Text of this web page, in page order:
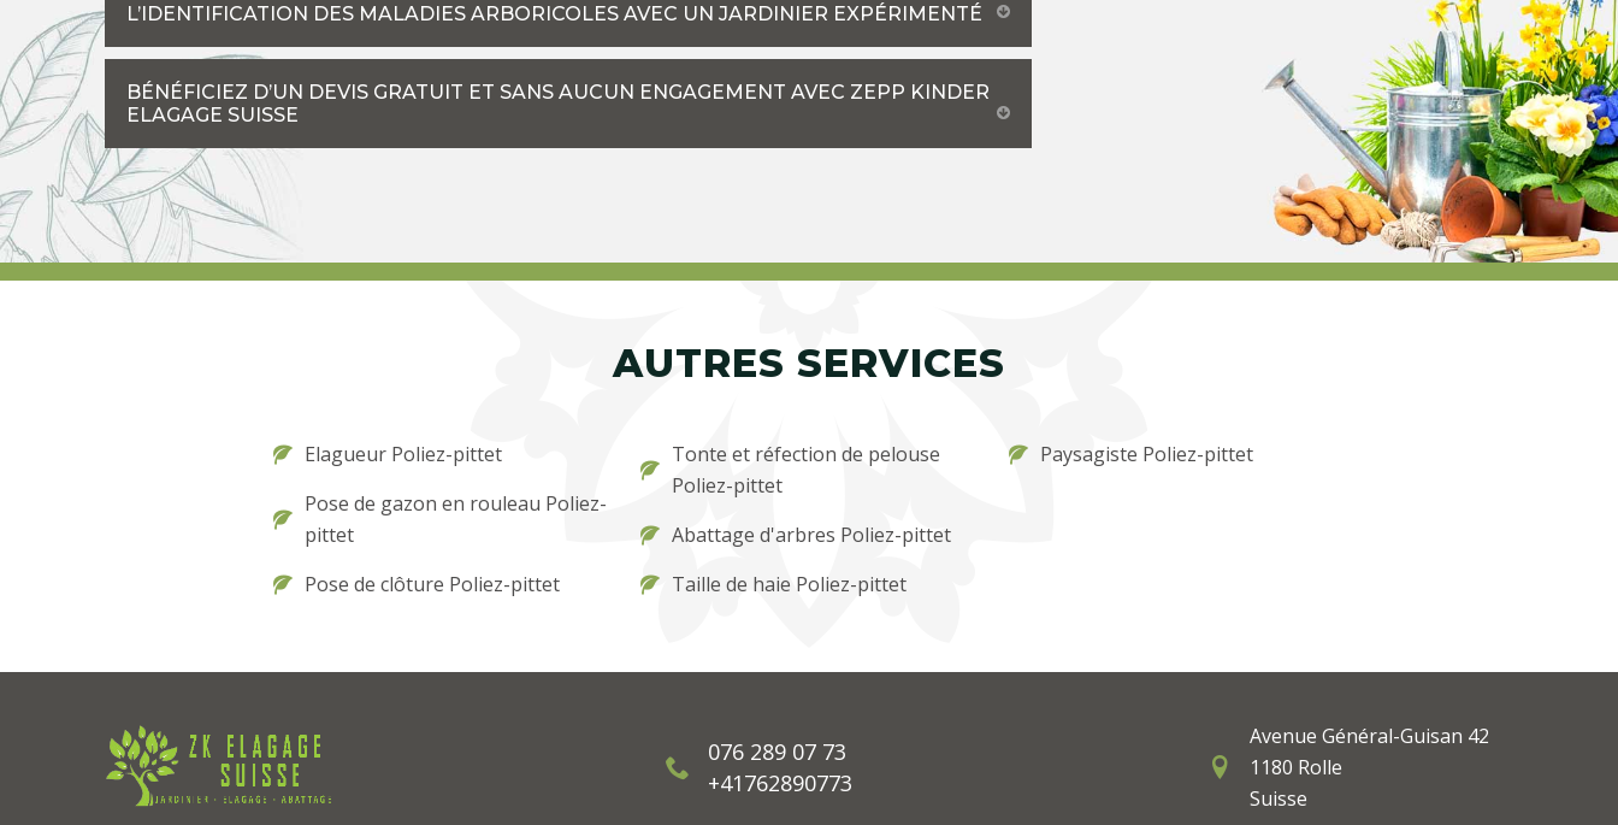
L’IDENTIFICATION DES MALADIES ARBORICOLES AVEC UN JARDINIER EXPÉRIMENTÉ
BÉNÉFICIEZ D’UN DEVIS GRATUIT ET SANS AUCUN ENGAGEMENT AVEC ZEPP KINDER
ELAGAGE SUISSE
AUTRES SERVICES
Elagueur Poliez-pittet
Pose de gazon en rouleau Poliez-
pittet
Pose de clôture Poliez-pittet
Tonte et réfection de pelouse
Poliez-pittet
Abattage d'arbres Poliez-pittet
Taille de haie Poliez-pittet
Paysagiste Poliez-pittet
076 289 07 73
+41762890773
Avenue Général-Guisan 42
1180 Rolle
Suisse